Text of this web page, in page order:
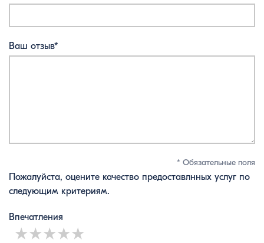
Ваш отзыв*
* Обязательные поля
Пожалуйста, оцените качество предоставлнных услуг по
следующим критериям.
Впечатления
4 stars
3 stars
2 stars
1 star